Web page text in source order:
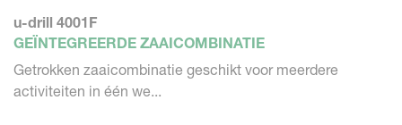
u-drill 4001F
GEÏNTEGREERDE ZAAICOMBINATIE
Getrokken zaaicombinatie geschikt voor meerdere
activiteiten in één we...